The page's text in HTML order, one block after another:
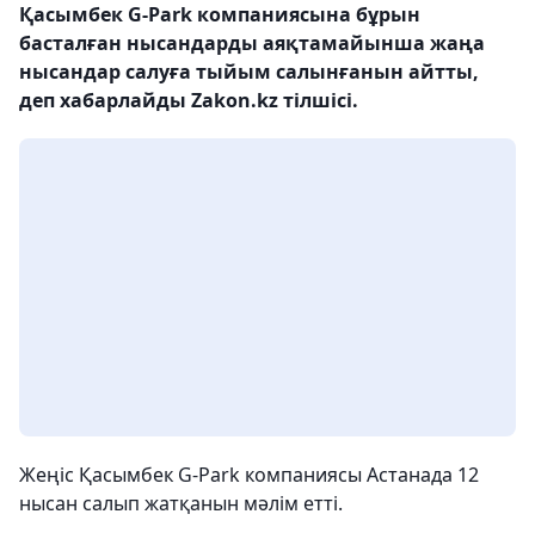
Қасымбек G-Park компаниясына бұрын
басталған нысандарды аяқтамайынша жаңа
нысандар салуға тыйым салынғанын айтты,
деп хабарлайды Zakon.kz тілшісі.
Жеңіс Қасымбек G-Park компаниясы Астанада 12
нысан салып жатқанын мәлім етті.